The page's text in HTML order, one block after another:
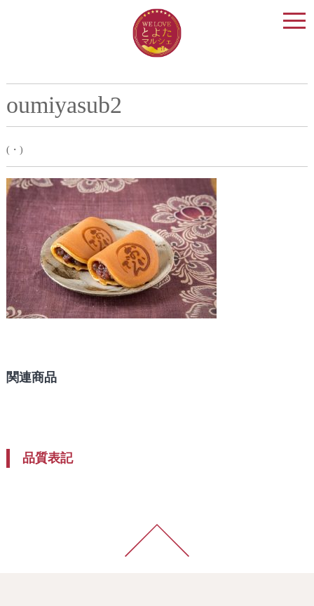
oumiyasub2
(・)
関連商品
品質表記